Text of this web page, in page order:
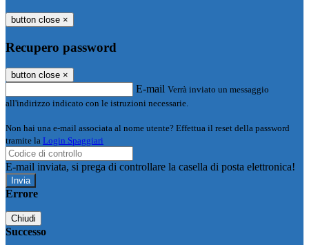
button close ×
Recupero password
button close ×
E-mail Verrà inviato un messaggio
all'indirizzo indicato con le istruzioni necessarie.
Non hai una e-mail associata al nome utente? Effettua il reset della password
tramite la Login Spaggiari
E-mail inviata, si prega di controllare la casella di posta elettronica!
Errore
Chiudi
Successo